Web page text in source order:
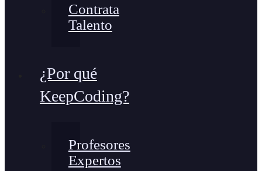
Contrata
Talento
¿Por qué
KeepCoding?
Profesores
Expertos